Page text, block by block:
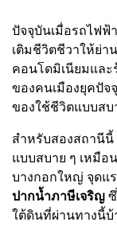
ปัจจุบันเมื่อรถไฟฟ้
เติมชีวิตชีวาให้ย่า
คอนโดมิเนียมและ
ของคนเมืองยุคปัจ
ของใช้ชีวิตแบบสบ
สำหรับสองสถานี
แบบสบาย ๆ เหมือ
บางกอกใหญ่ จุดแ
ปากน้ำภาษีเจริญ
ใต้ดินที่ผ่านทางนี้บ้